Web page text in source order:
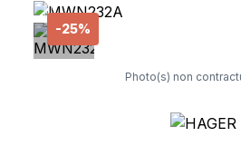
-25%
Photo(s) non